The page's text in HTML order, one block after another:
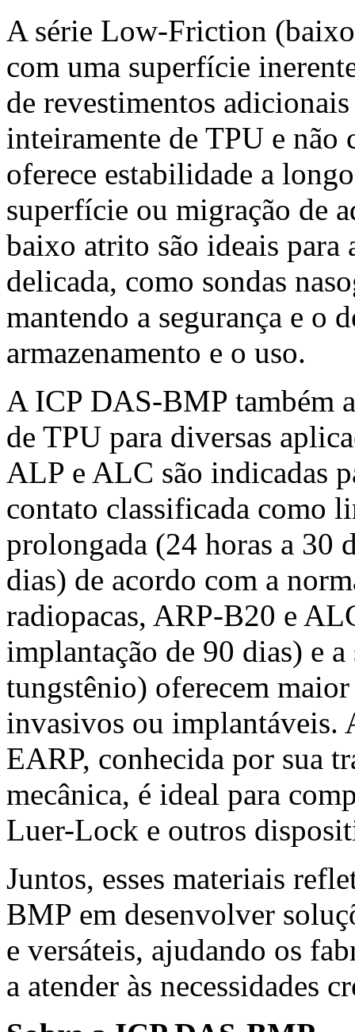
A série Low-Friction
com uma superfície
de revestimentos
inteiramente de TPU e
oferece estabilidade a
superfície ou migração de
baixo atrito são ideais para
delicada, como sondas
mantendo a segurança e o
armazenamento e o uso.
A ICP DAS-BMP também
de TPU para diversas
ALP e ALC são indicadas
contato classificada como
prolongada (24 horas a 30
dias) de acordo com a
radiopacas, ARP-B20 e
implantação de 90 dias) e
tungstênio) oferecem
invasivos ou
EARP, conhecida por sua
mecânica, é ideal para
Luer-Lock e outros
Juntos, esses materiais
BMP em desenvolver
e versáteis, ajudando os
a atender às necessidades